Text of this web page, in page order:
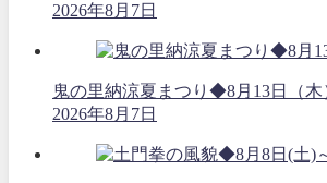
2026年8月7日
鬼の里納涼夏まつり◆8月13日（木
2026年8月7日